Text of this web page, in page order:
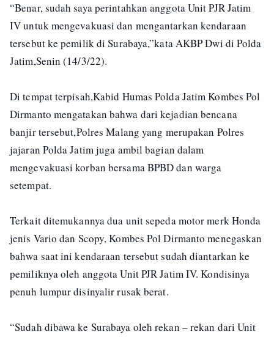
“Benar, sudah saya perintahkan anggota Unit PJR Jatim
IV untuk mengevakuasi dan mengantarkan kendaraan
tersebut ke pemilik di Surabaya,”kata AKBP Dwi di Polda
Jatim,Senin (14/3/22).
Di tempat terpisah,Kabid Humas Polda Jatim Kombes Pol
Dirmanto mengatakan bahwa dari kejadian bencana
banjir tersebut,Polres Malang yang merupakan Polres
jajaran Polda Jatim juga ambil bagian dalam
mengevakuasi korban bersama BPBD dan warga
setempat.
Terkait ditemukannya dua unit sepeda motor merk Honda
jenis Vario dan Scopy, Kombes Pol Dirmanto menegaskan
bahwa saat ini kendaraan tersebut sudah diantarkan ke
pemiliknya oleh anggota Unit PJR Jatim IV. Kondisinya
penuh lumpur disinyalir rusak berat.
“Sudah dibawa ke Surabaya oleh rekan – rekan dari Unit